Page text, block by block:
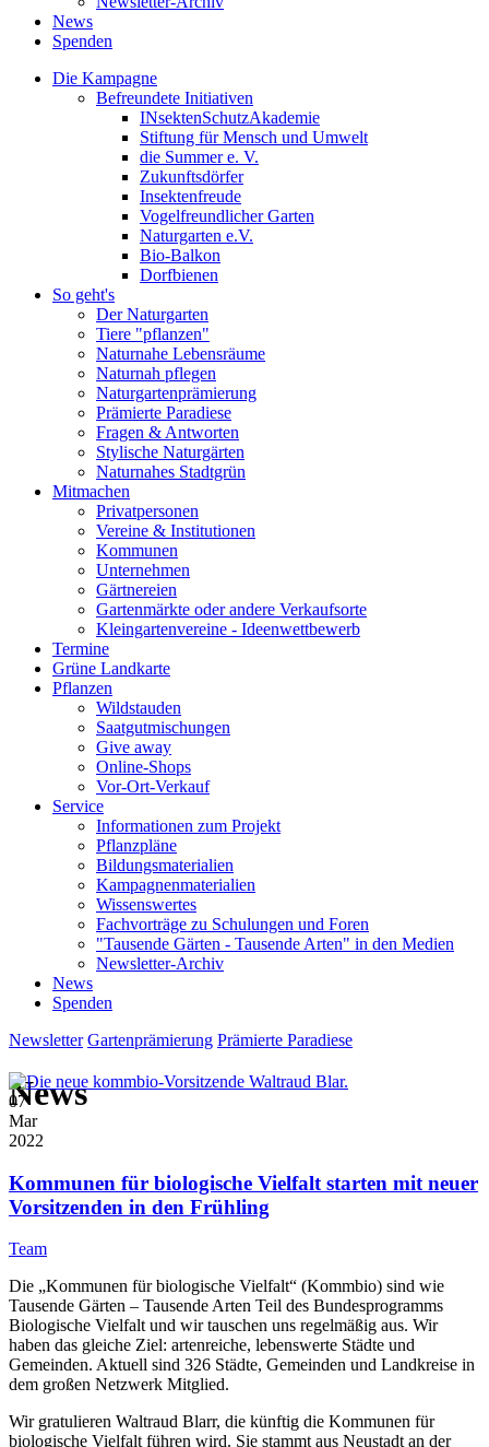
News
Spenden
Die Kampagne
Befreundete Initiativen
INsektenSchutzAkademie
Stiftung für Mensch und Umwelt
die Summer e. V.
Zukunftsdörfer
Insektenfreude
Vogelfreundlicher Garten
Naturgarten e.V.
Bio-Balkon
Dorfbienen
So geht's
Der Naturgarten
Tiere "pflanzen"
Naturnahe Lebensräume
Naturnah pflegen
Naturgartenprämierung
Prämierte Paradiese
Fragen & Antworten
Stylische Naturgärten
Naturnahes Stadtgrün
Mitmachen
Privatpersonen
Vereine & Institutionen
Kommunen
Unternehmen
Gärtnereien
Gartenmärkte oder andere Verkaufsorte
Kleingartenvereine - Ideenwettbewerb
Termine
Grüne Landkarte
Pflanzen
Wildstauden
Saatgutmischungen
Give away
Online-Shops
Vor-Ort-Verkauf
Service
Informationen zum Projekt
Pflanzpläne
Bildungsmaterialien
Kampagnenmaterialien
Wissenswertes
Fachvorträge zu Schulungen und Foren
"Tausende Gärten - Tausende Arten" in den Medien
Newsletter-Archiv
News
Spenden
Newsletter Gartenprämierung Prämierte Paradiese
News
07
Mar
2022
Kommunen für biologische Vielfalt starten mit neuer
Vorsitzenden in den Frühling
Team
Die „Kommunen für biologische Vielfalt“ (Kommbio) sind wie
Tausende Gärten – Tausende Arten Teil des Bundesprogramms
Biologische Vielfalt und wir tauschen uns regelmäßig aus. Wir
haben das gleiche Ziel: artenreiche, lebenswerte Städte und
Gemeinden. Aktuell sind 326 Städte, Gemeinden und Landkreise in
dem großen Netzwerk Mitglied.
Wir gratulieren Waltraud Blarr, die künftig die Kommunen für
biologische Vielfalt führen wird. Sie stammt aus Neustadt an der